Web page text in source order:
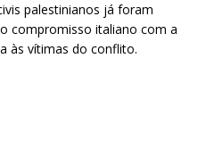
palestinianos já foram
compromisso italiano com a
às vítimas do conflito.